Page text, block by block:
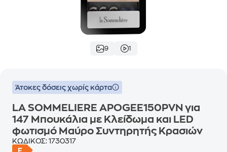
9 1
Άτοκες δόσεις χωρίς κάρτα
LA SOMMELIERE APOGEE150PVN για
147 Μπουκάλια με Κλείδωμα και LED
φωτισμό Μαύρο Συντηρητής Κρασιών
ΚΩΔΙΚΟΣ: 1730317